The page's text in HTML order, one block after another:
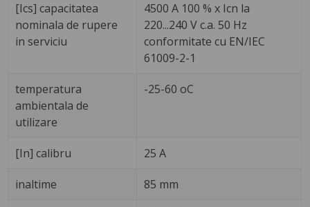
[Ics] capacitatea
nominala de rupere
in serviciu
4500 A 100 % x Icn la
220...240 V c.a. 50 Hz
conformitate cu EN/IEC
61009-2-1
temperatura
ambientala de
utilizare
-25-60 oC
[In] calibru 25 A
inaltime 85 mm